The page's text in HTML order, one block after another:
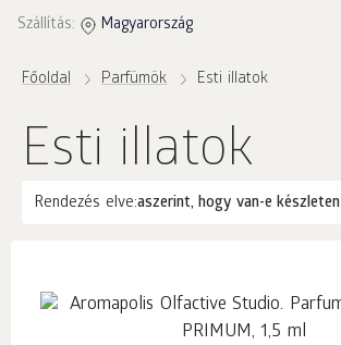
Szállítás: Magyarország
Főoldal Parfümök Esti illatok
Esti illatok
Rendezés elve:aszerint, hogy van-e készleten